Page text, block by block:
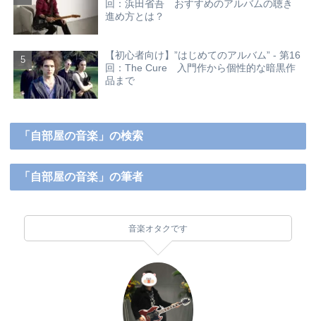
回：浜田省吾 おすすめのアルバムの聴き
進め方とは？
【初心者向け】”はじめてのアルバム” - 第16
回：The Cure 入門作から個性的な暗黒作
品まで
「自部屋の音楽」の検索
「自部屋の音楽」の筆者
音楽オタクです